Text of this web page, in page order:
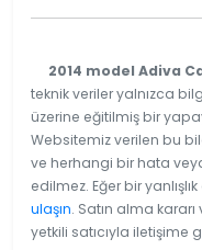
2014 model Adiva
teknik veriler yalnızca
üzerine eğitilmiş bir
Websitemiz verilen bu
ve herhangi bir hata
edilmez. Eğer bir
ulaşın. Satın alma
yetkili satıcıyla iletişime